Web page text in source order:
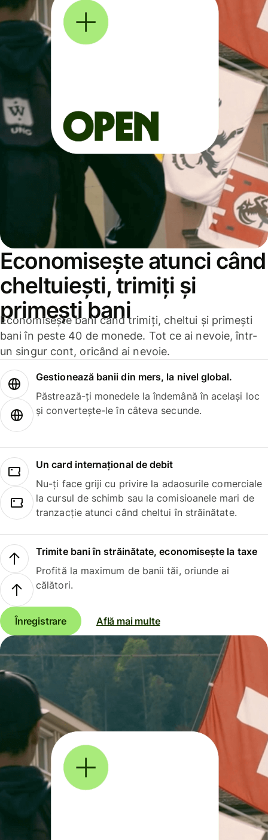
Economisește atunci când
cheltuiești, trimiți și
primești bani
Economisește bani când trimiți, cheltui și primești
bani în peste 40 de monede. Tot ce ai nevoie, într-
un singur cont, oricând ai nevoie.
Gestionează banii din mers, la nivel global.
Păstrează-ți monedele la îndemână în același loc
și convertește-le în câteva secunde.
Un card internațional de debit
Nu-ți face griji cu privire la adaosurile comerciale
la cursul de schimb sau la comisioanele mari de
tranzacție atunci când cheltui în străinătate.
Trimite bani în străinătate, economisește la taxe
Profită la maximum de banii tăi, oriunde ai
călători.
Înregistrare Află mai multe